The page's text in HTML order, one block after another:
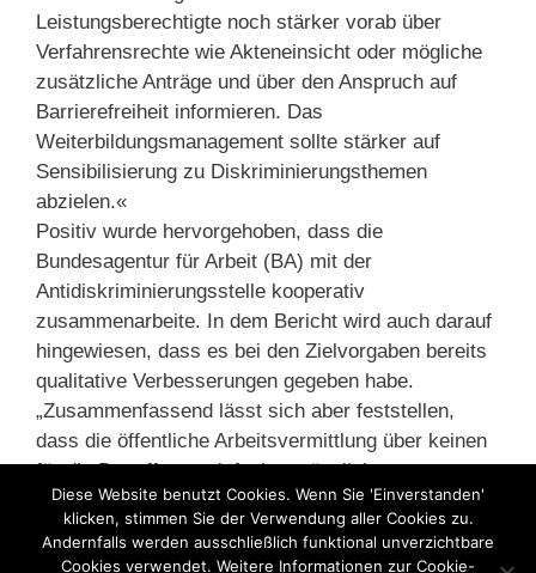
Leistungsberechtigte noch stärker vorab über
Verfahrensrechte wie Akteneinsicht oder mögliche
zusätzliche Anträge und über den Anspruch auf
Barrierefreiheit informieren. Das
Weiterbildungsmanagement sollte stärker auf
Sensibilisierung zu Diskriminierungsthemen
abzielen.«
Positiv wurde hervorgehoben, dass die
Bundesagentur für Arbeit (BA) mit der
Antidiskriminierungsstelle kooperativ
zusammenarbeite. In dem Bericht wird auch darauf
hingewiesen, dass es bei den Zielvorgaben bereits
qualitative Verbesserungen gegeben habe.
„Zusammenfassend lässt sich aber feststellen,
dass die öffentliche Arbeitsvermittlung über keinen
für die Betroffenen einfach zugänglichen
Diskriminierungsschutz verfügt“, wird in der
Analyse kritisiert.
Diese Website benutzt Cookies. Wenn Sie 'Einverstanden'
klicken, stimmen Sie der Verwendung aller Cookies zu.
Andernfalls werden ausschließlich funktional unverzichtbare
Cookies verwendet. Weitere Informationen zur Cookie-